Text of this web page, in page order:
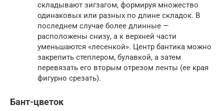
складывают зигзагом, формируя множество
одинаковых или разных по длине складок. В
последнем случае более длинные —
расположены снизу, а к верхней части
уменьшаются «лесенкой». Центр бантика можно
закрепить степлером, булавкой, а затем
перевязать его вторым отрезом ленты (ее края
фигурно срезать).
Бант-цветок